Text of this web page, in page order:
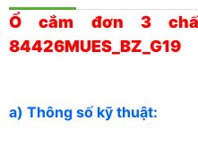
Ổ cắm đơn 3
84426MUES_BZ_G19
a) Thông số kỹ thuật: